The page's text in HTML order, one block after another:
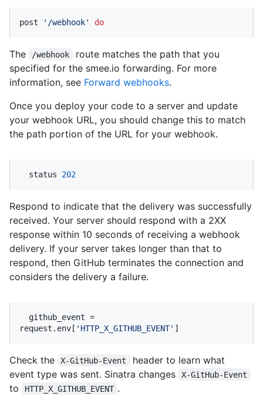
post '/webhook' do
The /webhook
route matches the path that you
specified for the smee.io forwarding. For more
information, see Forward webhooks.
Once you deploy your code to a server and update
your webhook URL, you should change this to match
the path portion of the URL for your webhook.
  status
202
Respond to indicate that the delivery was successfully
received. Your server should respond with a 2XX
response within 10 seconds of receiving a webhook
delivery. If your server takes longer than that to
respond, then GitHub terminates the connection and
considers the delivery a failure.
request.env[ 'HTTP_X_GITHUB_EVENT' ]
Check the X-GitHub-Event
header to learn what
event type was sent. Sinatra changes
X-GitHub-Event
to HTTP_X_GITHUB_EVENT .